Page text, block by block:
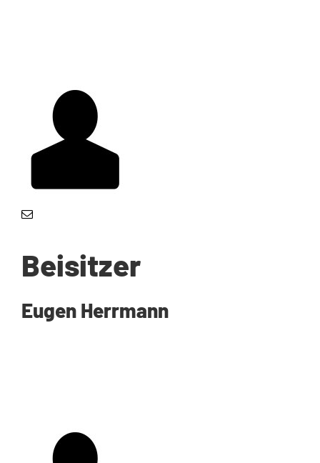
Beisitzer
Eugen Herrmann